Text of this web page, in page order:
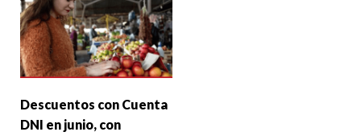
Descuentos con Cuenta
DNI en junio, con